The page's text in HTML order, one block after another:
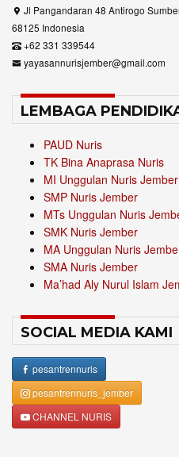
Jl Pangandaran 48 Antirogo
68125 Indonesia
+62 331 339544
yayasannurisjember@gmail.com
LEMBAGA
PAUD Nuris
TK Bina Anaprasa Nuris
MI Unggulan Nuris Jember
SMP Nuris Jember
MTs Unggulan Nuris
SMK Nuris Jember
MA Unggulan Nuris
SMA Nuris Jember
Ma’had Aly Nurul Islam
SOCIAL MEDIA KAMI
pesantrennuris
pesantrennuris_jember
CHANNEL NURIS